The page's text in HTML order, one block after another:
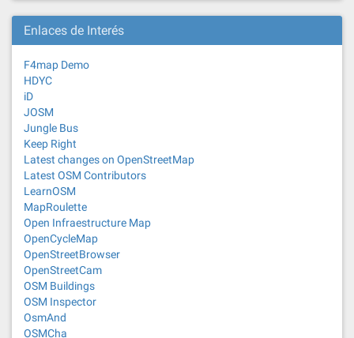
Enlaces de Interés
F4map Demo
HDYC
iD
JOSM
Jungle Bus
Keep Right
Latest changes on OpenStreetMap
Latest OSM Contributors
LearnOSM
MapRoulette
Open Infraestructure Map
OpenCycleMap
OpenStreetBrowser
OpenStreetCam
OSM Buildings
OSM Inspector
OsmAnd
OSMCha